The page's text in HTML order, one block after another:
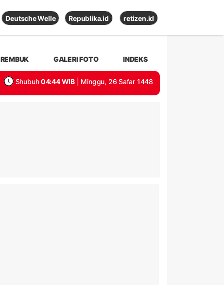
Deutsche Welle Republika.id retizen.id
REMBUK GALERI FOTO INDEKS
Shubuh 04:44 WIB | Minggu, 26 Safar 1448